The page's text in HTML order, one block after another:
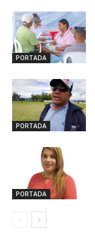
PORTADA
PORTADA
PORTADA